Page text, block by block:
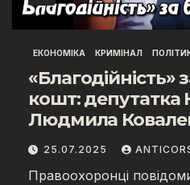
ЕКОНОМІКА КРИМІНАЛ
кошт: депутатка
Людмила
підозрюється в
комунальним
25.07.2025
Правоохоронці